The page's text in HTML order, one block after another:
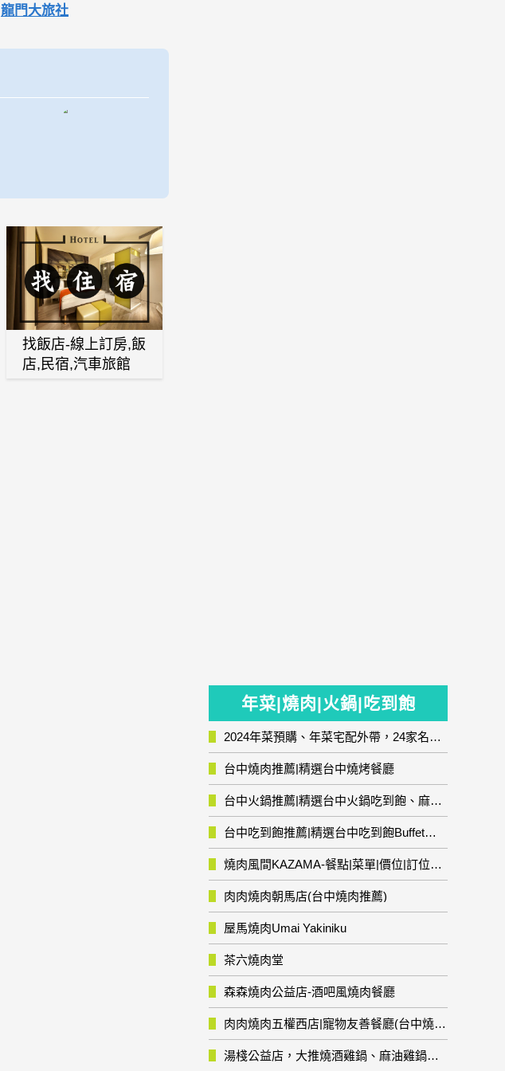
龍門大旅社
找飯店-線上訂房,飯
店,民宿,汽車旅館
年菜|燒肉|火鍋|吃到飽
2024年菜預購、年菜宅配外帶，24家名店年菜推薦整理，圍爐輕鬆上菜團圓趣
台中燒肉推薦|精選台中燒烤餐廳
台中火鍋推薦|精選台中火鍋吃到飽、麻辣鍋、鴛鴦鍋、石頭火鍋、酸菜白肉鍋、海鮮鍋、燒酒雞、麻油雞、壽喜燒等熱門人氣火鍋店!
台中吃到飽推薦|精選台中吃到飽Buffet自助餐廳
燒肉風間KAZAMA-餐點|菜單|價位|訂位資訊
肉肉燒肉朝馬店(台中燒肉推薦)
屋馬燒肉Umai Yakiniku
茶六燒肉堂
森森燒肉公益店-酒吧風燒肉餐廳
肉肉燒肉五權西店|寵物友善餐廳(台中燒肉推薦)
湯棧公益店，大推燒酒雞鍋、麻油雞鍋暖暖有夠補